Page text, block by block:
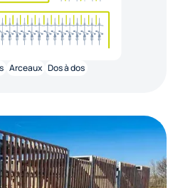
Arceaux Dos à dos